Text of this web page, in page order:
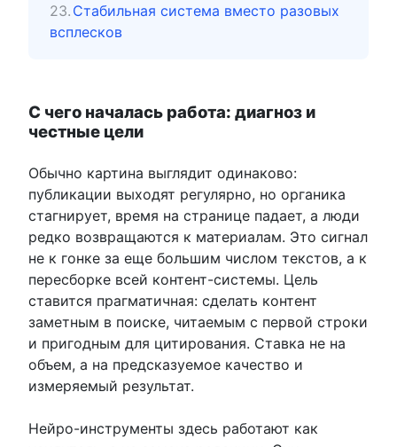
Стабильная система вместо разовых
всплесков
С чего началась работа: диагноз и
честные цели
Обычно картина выглядит одинаково:
публикации выходят регулярно, но органика
стагнирует, время на странице падает, а люди
редко возвращаются к материалам. Это сигнал
не к гонке за еще большим числом текстов, а к
пересборке всей контент-системы. Цель
ставится прагматичная: сделать контент
заметным в поиске, читаемым с первой строки
и пригодным для цитирования. Ставка не на
объем, а на предсказуемое качество и
измеряемый результат.
Нейро-инструменты здесь работают как